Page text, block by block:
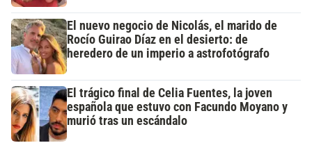
El nuevo negocio de Nicolás, el marido de
Rocío Guirao Díaz en el desierto: de
heredero de un imperio a astrofotógrafo
El trágico final de Celia Fuentes, la joven
española que estuvo con Facundo Moyano y
murió tras un escándalo